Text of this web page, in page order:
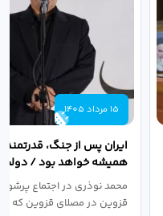
15 مرداد 1405
ایران پس از جنگ،
همیشه خواهد بود / دولت
نبرد اقتصادی،...
محمد نوذری در اجتماع
قزوین در مصلای قزوین که